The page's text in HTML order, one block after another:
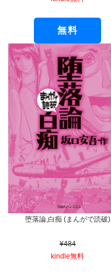
無料
堕落論,白痴 (まんがで読破)
¥484
kindle無料